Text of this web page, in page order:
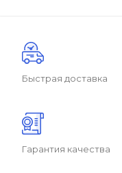
Быстрая доставка
Гарантия качества